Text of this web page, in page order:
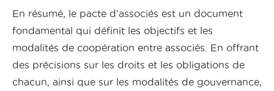
En résumé, le pacte d’associés est un document
fondamental qui définit les objectifs et les
modalités de coopération entre associés. En offrant
des précisions sur les droits et les obligations de
chacun, ainsi que sur les modalités de gouvernance,